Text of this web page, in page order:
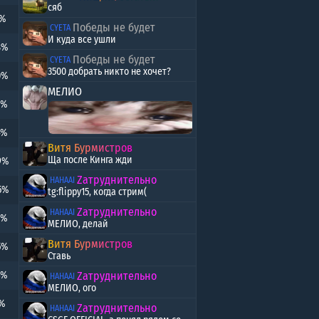
сяб
CYETA Победы не будет
И куда все ушли
CYETA Победы не будет
3500 добрать никто не хочет?
МЕЛИО
Витя Бурмистров
Ща после Кинга жди
HAHAAI Zатруднительно
tg:flippy15, когда стрим(
HAHAAI Zатруднительно
МЕЛИО, делай
Витя Бурмистров
Ставь
HAHAAI Zатруднительно
МЕЛИО, ого
HAHAAI Zатруднительно